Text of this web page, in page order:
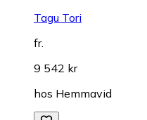
Tagu Tori
fr.
9 542 kr
hos Hemmavid